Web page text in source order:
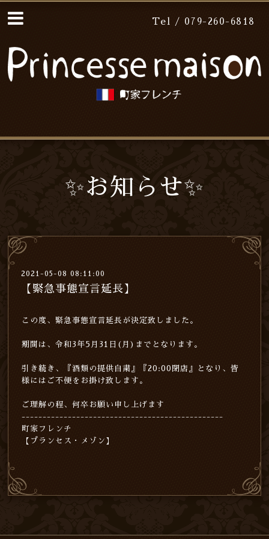
Tel / 079-260-6818
✨お知らせ✨
2021-05-08 08:11:00
【緊急事態宣言延長】
この度、緊急事態宣言延長が決定致しました。
期間は、令和3年5月31日(月)までとなります。
引き続き、『酒類の提供自粛』『20:00閉店』となり、皆
様にはご不便をお掛け致します。
ご理解の程、何卒お願い申し上げます
------------------------------------------------
町家フレンチ
【プランセス・メゾン】